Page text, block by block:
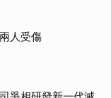
人受傷